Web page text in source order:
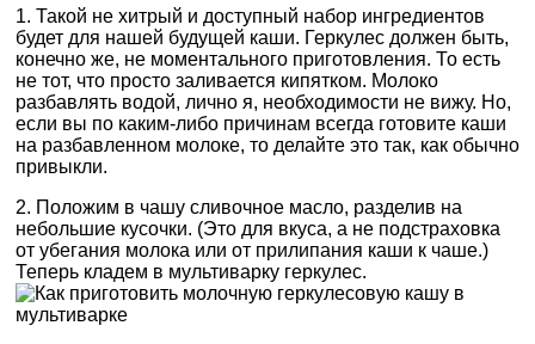
1. Такой не хитрый и доступный набор ингредиентов
будет для нашей будущей каши. Геркулес должен быть,
конечно же, не моментального приготовления. То есть
не тот, что просто заливается кипятком. Молоко
разбавлять водой, лично я, необходимости не вижу. Но,
если вы по каким-либо причинам всегда готовите каши
на разбавленном молоке, то делайте это так, как обычно
привыкли.
2. Положим в чашу сливочное масло, разделив на
небольшие кусочки. (Это для вкуса, а не подстраховка
от убегания молока или от прилипания каши к чаше.)
Теперь кладем в мультиварку геркулес.